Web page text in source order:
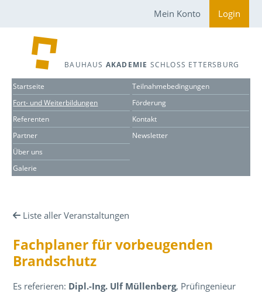
Mein Konto Login
BAUHAUS AKADEMIE SCHLOSS ETTERSBURG
Startseite
Fort- und Weiterbildungen
Referenten
Partner
Über uns
Galerie
Teilnahmebedingungen
Förderung
Kontakt
Newsletter
Liste aller Veranstaltungen
Fachplaner für vorbeugenden
Brandschutz
Es referieren: Dipl.-Ing. Ulf Müllenberg, Prüfingenieur